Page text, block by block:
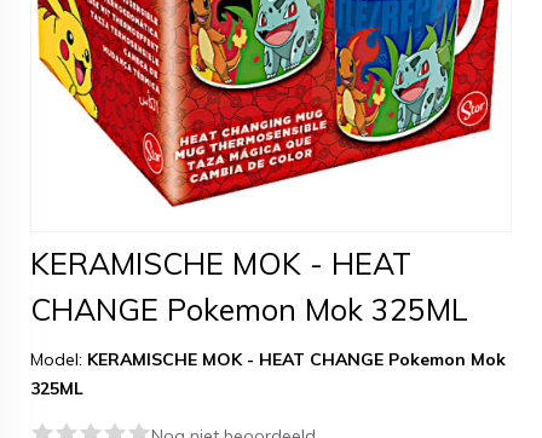
KERAMISCHE MOK - HEAT
CHANGE Pokemon Mok 325ML
Model: KERAMISCHE MOK - HEAT CHANGE Pokemon Mok
325ML